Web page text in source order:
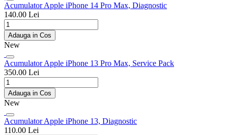
Acumulator Apple iPhone 14 Pro Max, Diagnostic
140.00 Lei
Adauga in Cos
New
Acumulator Apple iPhone 13 Pro Max, Service Pack
350.00 Lei
Adauga in Cos
New
Acumulator Apple iPhone 13, Diagnostic
110.00 Lei